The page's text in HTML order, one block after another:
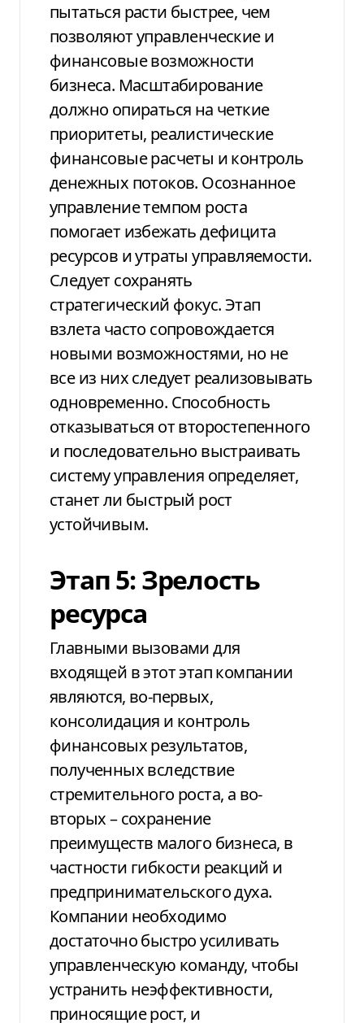
пытаться расти быстрее, чем
позволяют управленческие и
финансовые возможности
бизнеса. Масштабирование
должно опираться на четкие
приоритеты, реалистические
финансовые расчеты и контроль
денежных потоков. Осознанное
управление темпом роста
помогает избежать дефицита
ресурсов и утраты управляемости.
Следует сохранять
стратегический фокус. Этап
взлета часто сопровождается
новыми возможностями, но не
все из них следует реализовывать
одновременно. Способность
отказываться от второстепенного
и последовательно выстраивать
систему управления определяет,
станет ли быстрый рост
устойчивым.
Этап 5: Зрелость
ресурса
Главными вызовами для
входящей в этот этап компании
являются, во-первых,
консолидация и контроль
финансовых результатов,
полученных вследствие
стремительного роста, а во-
вторых – сохранение
преимуществ малого бизнеса, в
частности гибкости реакций и
предпринимательского духа.
Компании необходимо
достаточно быстро усиливать
управленческую команду, чтобы
устранить неэффективности,
приносящие рост, и